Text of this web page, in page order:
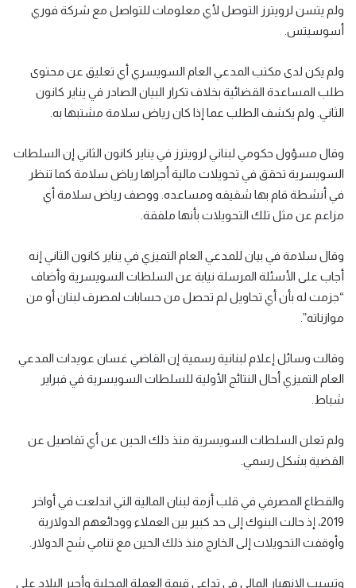
ولم يتسن لرويترز التوصل لأي معلومات للتواصل مع شركة فوري
أسوسيتس.
ولم يكن لدى مكتب المدعي العام السويسري أي تعليق عن محتوى
طلب المساعدة القضائية بخلاف تكرار البيان الصادر في يناير كانون
الثاني. ولم يكشف الطلب عما إذا كان رياض سلامة مشتبها به.
وقال مسؤول حكومي لبناني لرويترز في يناير كانون الثاني إن السلطات
السويسرية تحقق في تحويلات مالية أجراها رياض سلامة كما تنظر
في أنشطة قام بها شقيقه ومساعده. ووصف رياض سلامة أي
مزاعم عن مثل تلك التحويلات بأنها ملفقة.
وقال سلامة في بيان للمدعي العام التميزي في يناير كانون الثاني إنه
أجاب على الأسئلة المرسلة نيابة عن السلطات السويسرية وأضاف
“جزمت له بأن أي تحاويل لم تحصل من حسابات لمصرف لبنان أو من
موازناته”.
وقالت وسائل إعلام لبنانية رسمية إن القاضي غسان عويدات المدعي
العام التميزي أحال النتائج الأولية للسلطات السويسرية في فبراير
شباط.
ولم تعلن السلطات السويسرية منذ ذلك الحين عن أي تفاصيل عن
القضية بشكل رسمي.
والقطاع المصرفي في قلب أزمة لبنان المالية التي اندلعت في أواخر
2019، إذ حالت البنوك إلى حد كبير بين العملاء وودائعهم الدولارية
وأوقفت التحويلات إلى الخارج منذ ذلك الحين مع تنامي شح الدولار.
وتسبب الانهيار المالي في تداعي قيمة العملة المحلية وأجبر البلاد على